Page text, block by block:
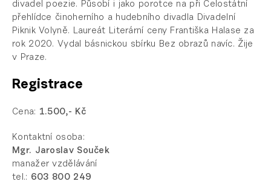
divadel poezie. Působí i jako porotce na při Celostátní
přehlídce činoherního a hudebního divadla Divadelní
Piknik Volyně. Laureát Literární ceny Františka Halase za
rok 2020. Vydal básnickou sbírku Bez obrazů navíc. Žije
v Praze.
Registrace
Cena: 1.500,- Kč
Kontaktní osoba:
Mgr. Jaroslav Souček
manažer vzdělávání
tel.: 603 800 249